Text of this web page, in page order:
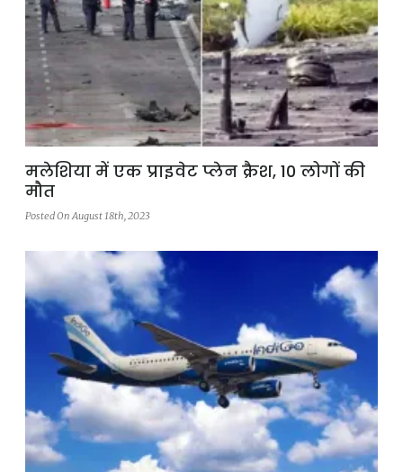
मलेशिया में एक प्राइवेट प्लेन क्रैश, 10 लोगों की
मौत
Posted On August 18th, 2023